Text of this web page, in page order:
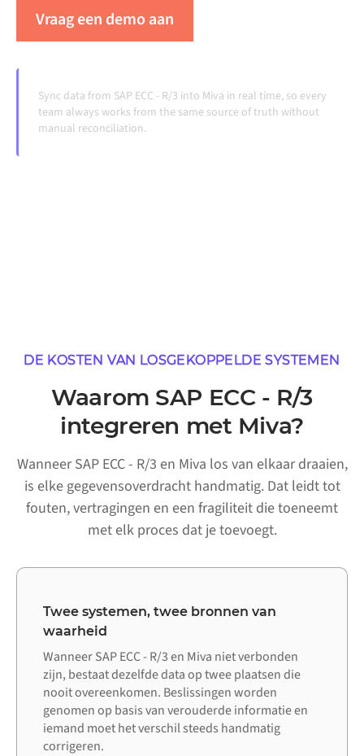
Vraag een demo aan
Sync data from SAP ECC - R/3 into Miva in real time, so every
team always works from the same source of truth without
manual reconciliation.
DE KOSTEN VAN LOSGEKOPPELDE SYSTEMEN
Waarom SAP ECC - R/3
integreren met Miva?
Wanneer SAP ECC - R/3 en Miva los van elkaar draaien,
is elke gegevensoverdracht handmatig. Dat leidt tot
fouten, vertragingen en een fragiliteit die toeneemt
met elk proces dat je toevoegt.
Twee systemen, twee bronnen van
waarheid
Wanneer SAP ECC - R/3 en Miva niet verbonden
zijn, bestaat dezelfde data op twee plaatsen die
nooit overeenkomen. Beslissingen worden
genomen op basis van verouderde informatie en
iemand moet het verschil steeds handmatig
corrigeren.